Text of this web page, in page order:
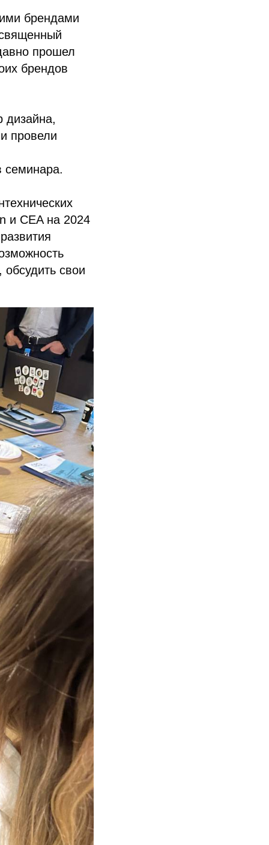
брендами
прошел
брендов
дизайна,
провели
семинара.
и CEA на 2024
обсудить свои